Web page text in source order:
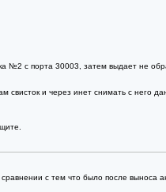
№2 с порта 30003, затем выдает не
и через инет снимать с него
с тем что было после выноса